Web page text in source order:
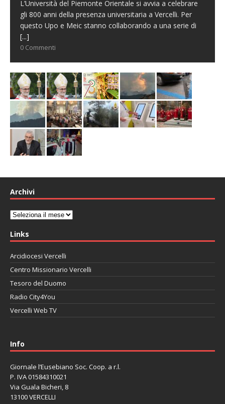
L’Università del Piemonte Orientale si avvia a celebrare
gli 800 anni della presenza universitaria a Vercelli. Per
questo Upo e Meic stanno collaborando a una serie di
[...]
0 Commenti
Archivi
Archivi
Links
Arcidiocesi Vercelli
Centro Missionario Vercelli
Tesoro del Duomo
Radio City4You
Vercelli Web TV
Info
Giornale l’Eusebiano Soc. Coop. a r.l.
P. IVA 01584310021
Via Guala Bicheri, 8
13100 VERCELLI